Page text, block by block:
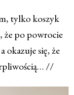
tylko koszyk
że po powrocie
okazuje się, że
//